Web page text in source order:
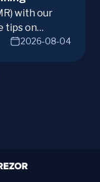
with our
tips on
for
2026-08-04